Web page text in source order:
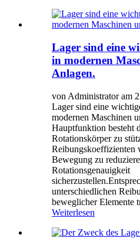
Lager sind eine
in modernen
Anlagen.
von Administrator am
Lager sind eine
modernen Maschinen
Hauptfunktion besteht
Rotationskörper zu
Reibungskoeffizienten
Bewegung zu
Rotationsgenauigkeit
unterschiedlichen
beweglicher Elemente
Weiterlesen